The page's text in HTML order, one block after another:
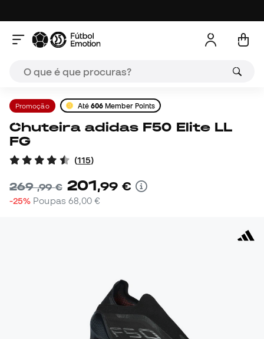
Promoção Até 606 Member Points
Chuteira adidas F50 Elite LL
FG
(115)
269,99 € 201,99 €
-25% Poupas 68,00 €